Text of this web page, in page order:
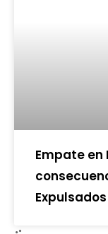
Empate en
Expulsados